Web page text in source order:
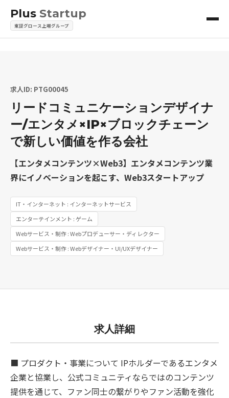
Plus Startup
東証グロース上場グループ
求人ID: PTG00045
リードコミュニケーションデザイナ
ー/エンタメ×IP×ブロックチェーン
で新しい価値を作る会社
【エンタメコンテンツ×Web3】エンタメコンテンツ業
界にイノベーションを起こす、Web3スタートアップ
IT・インターネット : インターネットサービス
エンターテインメント : ゲーム
Webサービス・制作 : Webプロデューサー・ディレクター
Webサービス・制作 : Webデザイナー・UI/UXデザイナー
求人詳細
■ プロダクト・事業について IPホルダーであるエンタメ
企業と協業し、公式コミュニティならではのコンテンツ
提供を通じて、ファン同士の繋がりやファン活動を強化